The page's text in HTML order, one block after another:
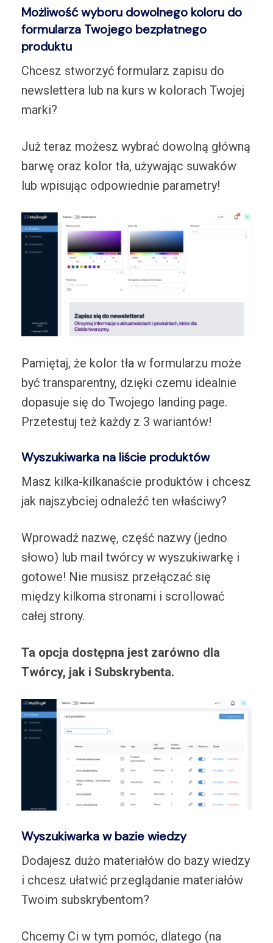
Możliwość wyboru dowolnego koloru do
formularza Twojego bezpłatnego
produktu
Chcesz stworzyć formularz zapisu do
newslettera lub na kurs w kolorach Twojej
marki?
Już teraz możesz wybrać dowolną główną
barwę oraz kolor tła, używając suwaków
lub wpisując odpowiednie parametry!
Pamiętaj, że kolor tła w formularzu może
być transparentny, dzięki czemu idealnie
dopasuje się do Twojego landing page.
Przetestuj też każdy z 3 wariantów!
Wyszukiwarka na liście produktów
Masz kilka-kilkanaście produktów i chcesz
jak najszybciej odnaleźć ten właściwy?
Wprowadź nazwę, część nazwy (jedno
słowo) lub mail twórcy w wyszukiwarkę i
gotowe! Nie musisz przełączać się
między kilkoma stronami i scrollować
całej strony.
Ta opcja dostępna jest zarówno dla
Twórcy, jak i Subskrybenta.
Wyszukiwarka w bazie wiedzy
Dodajesz dużo materiałów do bazy wiedzy
i chcesz ułatwić przeglądanie materiałów
Twoim subskrybentom?
Chcemy Ci w tym pomóc, dlatego (na